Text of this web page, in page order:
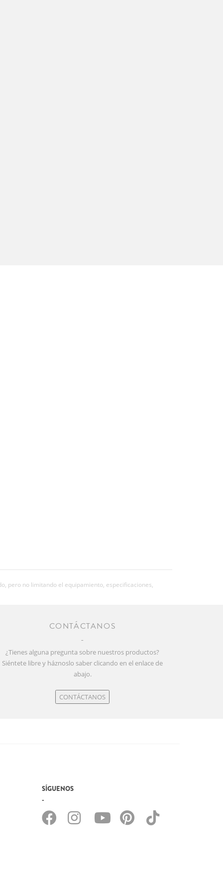
pero no limitando el equipamiento, especificaciones,
CONTÁCTANOS
¿Tienes alguna pregunta sobre nuestros productos?
Siéntete libre y háznoslo saber clicando en el enlace de
abajo.
CONTÁCTANOS
SÍGUENOS